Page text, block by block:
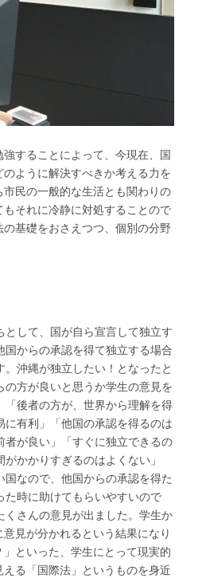
することによって、今現在、国
ように解決すべきか考える力を
民の一般的な生活とも関わりの
それに冷静に対処することので
基礎をおさえつつ、個別の分野
として、国が自ら宣言して独立す
国からの承認を得て独立する場合
。沖縄が独立したい！となったと
の方が良いと思うか学生の意見を
「後者の方が、世界から理解を得
に有利」「他国の承認を得るのは
者が良い」「すぐに独立できるの
がかかりすぎるのはよくない」
国なので、他国からの承認を得た
た時に助けてもらいやすいので
くさんの意見が出ました。学生か
見が分かれるという結果になり
といった、学生にとって現実的
る「国際法」というものを身近